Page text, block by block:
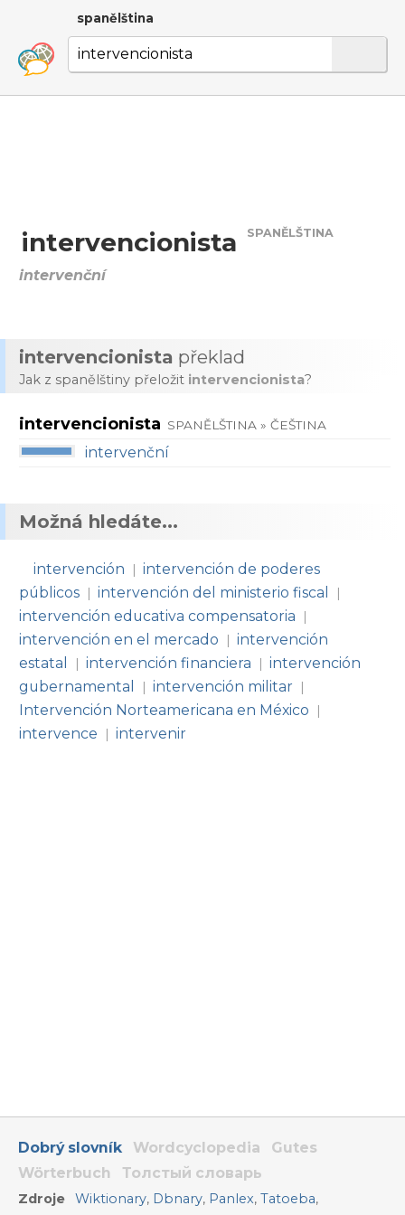
spanělština
intervencionista SPANĚLŠTINA
intervenční
intervencionista překlad
Jak z spanělštiny přeložit intervencionista?
intervencionista SPANĚLŠTINA » ČEŠTINA
intervenční
Možná hledáte...
intervención | intervención de poderes
públicos | intervención del ministerio fiscal |
intervención educativa compensatoria |
intervención en el mercado | intervención
estatal
| intervención financiera | intervención
gubernamental
| intervención militar |
Intervención Norteamericana en México |
intervence | intervenir
Dobrý slovník Wordcyclopedia
Gutes
Wörterbuch
Толстый словарь
Zdroje Wiktionary, Dbnary, Panlex,Tatoeba,